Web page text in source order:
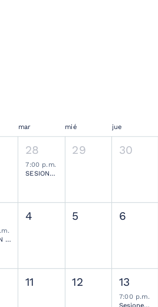
mar mié jue
28
7:00 p.m.
SESIONES MENSUALES NEUROCIRUGÍA PEDIÁTRICA MEXICANA
29 30
SESIÓN JOURNAL CLUB
4 5 6
11 12 13
7:00 p.m.
Sesiones de Residentes Mensual